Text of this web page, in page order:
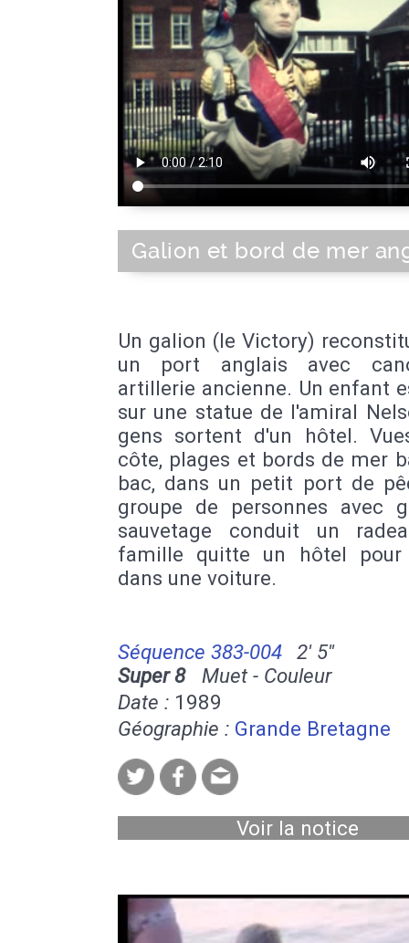
Galion et bord de mer
Un galion (le Victory)
un port anglais avec
artillerie ancienne. Un enfant
sur une statue de l'amiral
gens sortent d'un hôtel.
côte, plages et bords de mer
bac, dans un petit port de
groupe de personnes avec
sauvetage conduit un
famille quitte un hôtel pour
dans une voiture.
Séquence 383-004
2' 5''
Super 8Muet - Couleur
Date : 1989
Géographie : Grande Bretagne
Voir la notice